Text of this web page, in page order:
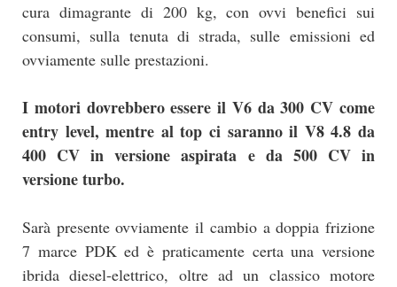
cura dimagrante di 200 kg, con ovvi benefici sui
consumi, sulla tenuta di strada, sulle emissioni ed
ovviamente sulle prestazioni.
I motori dovrebbero essere il V6 da 300 CV come
entry level, mentre al top ci saranno il V8 4.8 da
400 CV in versione aspirata e da 500 CV in
versione turbo.
Sarà presente ovviamente il cambio a doppia frizione
7 marce PDK ed è praticamente certa una versione
ibrida diesel-elettrico, oltre ad un classico motore